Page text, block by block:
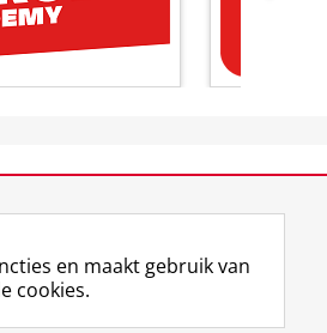
en maakt gebruik van
cookies.